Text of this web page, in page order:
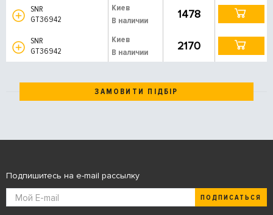
SNR
GT36942
Киев
В наличии
1478
SNR
GT36942
Киев
В наличии
2170
ЗАМОВИТИ ПІДБІР
Подпишитесь на e-mail рассылку
ПОДПИСАТЬСЯ